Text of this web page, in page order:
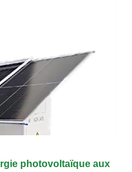
photovoltaïque aux